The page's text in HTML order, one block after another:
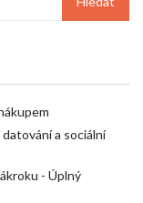
a sociální
- Úplný